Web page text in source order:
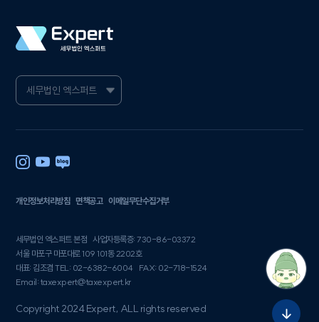
세무법인 엑스퍼트 본점 사업자등록증: 730-86-03372
서울 마포구 마포대로 109 101동 2202호
대표: 김조겸 TEL: 02-6382-6004
FAX: 02-718-1524
Email: taxexpert@taxexpert.kr
Copyright 2024 Expert, ALL rights reserved
개인정보처리방침 면책공고 이메일무단수집거부